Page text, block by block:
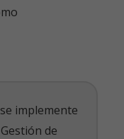
implemente
de